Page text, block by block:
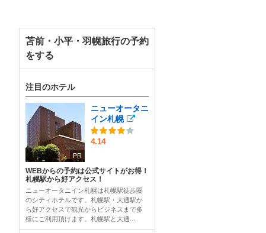
苫前・小平・羽幌旅行の予約
をする
注目のホテル
PR
ニューオータニ
イン札幌
4.14
WEBからの予約は公式サイトがお得！
札幌駅から好アクセス！
ニューオータニイン札幌は札幌駅徒歩圏
のシティホテルです。札幌駅・大通駅か
ら好アクセスで観光からビジネスまで多
様にご利用頂けます。札幌駅と大通...